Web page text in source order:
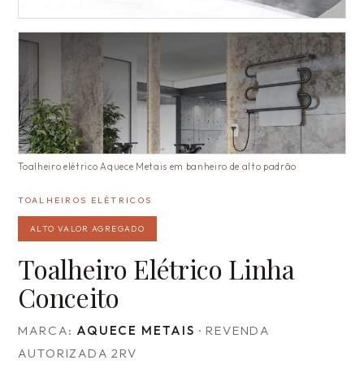
Toalheiro elétrico Aquece Metais em banheiro de alto padrão
TOALHEIROS ELÉTRICOS
ALTO VALOR AGREGADO
Toalheiro Elétrico Linha
Conceito
MARCA: AQUECE METAIS · REVENDA
AUTORIZADA 2RV